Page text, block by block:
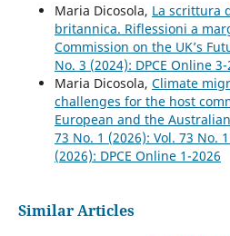
Maria Dicosola, La scrittura
britannica. Riflessioni a
Commission on the UK’s
No. 3 (2024): DPCE Online
Maria Dicosola, Climate
challenges for the host
European and the
73 No. 1 (2026): Vol. 73 No.
(2026): DPCE Online 1-2026
Similar Articles